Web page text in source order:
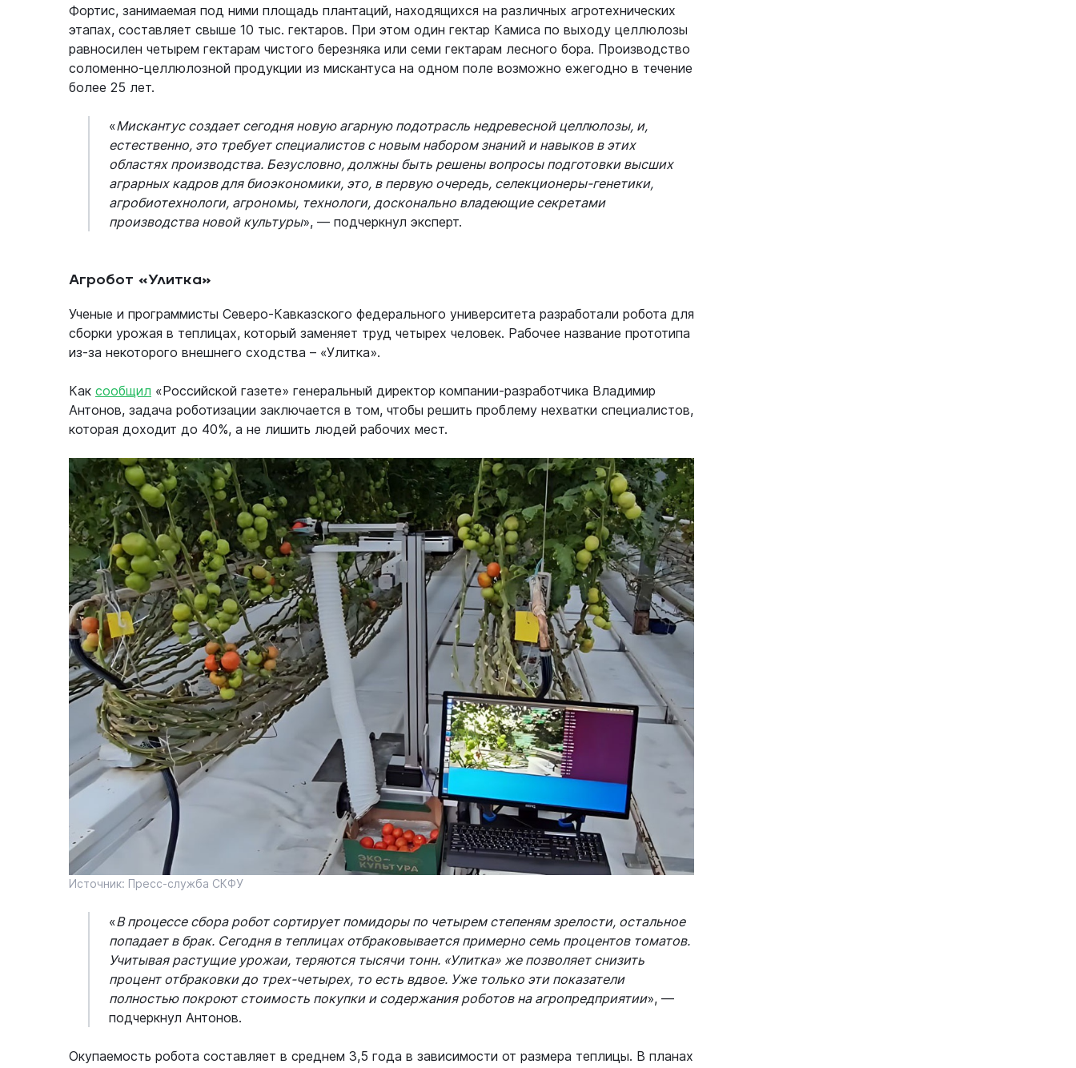
Фортис, занимаемая под ними площадь плантаций, находящихся на различных агротехнических
этапах, составляет свыше 10 тыс. гектаров. При этом один гектар Камиса по выходу целлюлозы
равносилен четырем гектарам чистого березняка или семи гектарам лесного бора. Производство
соломенно-целлюлозной продукции из мискантуса на одном поле возможно ежегодно в течение
более 25 лет.
«Мискантус создает сегодня новую агарную подотрасль недревесной целлюлозы, и,
естественно, это требует специалистов с новым набором знаний и навыков в этих
областях производства. Безусловно, должны быть решены вопросы подготовки высших
аграрных кадров для биоэкономики, это, в первую очередь, селекционеры-генетики,
агробиотехнологи, агрономы, технологи, досконально владеющие секретами
производства новой культуры», — подчеркнул эксперт.
Агробот «Улитка»
Ученые и программисты Северо-Кавказского федерального университета разработали робота для
сборки урожая в теплицах, который заменяет труд четырех человек. Рабочее название прототипа
из-за некоторого внешнего сходства – «Улитка».
Как сообщил «Российской газете» генеральный директор компании-разработчика Владимир
Антонов, задача роботизации заключается в том, чтобы решить проблему нехватки специалистов,
которая доходит до 40%, а не лишить людей рабочих мест.
Источник: Пресс-служба СКФУ
«В процессе сбора робот сортирует помидоры по четырем степеням зрелости, остальное
попадает в брак. Сегодня в теплицах отбраковывается примерно семь процентов томатов.
Учитывая растущие урожаи, теряются тысячи тонн. «Улитка» же позволяет снизить
процент отбраковки до трех-четырех, то есть вдвое. Уже только эти показатели
полностью покроют стоимость покупки и содержания роботов на агропредприятии», —
подчеркнул Антонов.
Окупаемость робота составляет в среднем 3,5 года в зависимости от размера теплицы. В планах